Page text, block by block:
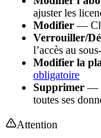
ajuster les
Modifier —
Verrouiller/
l’accès au
Modifier la
obligatoire
Supprimer —
toutes ses
Attention